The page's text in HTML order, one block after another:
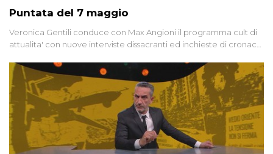
Puntata del 7 maggio
Veronica Gentili conduce con Max Angioni il programma cult di
attualita' con nuove interviste dissacranti ed inchieste di cronaca